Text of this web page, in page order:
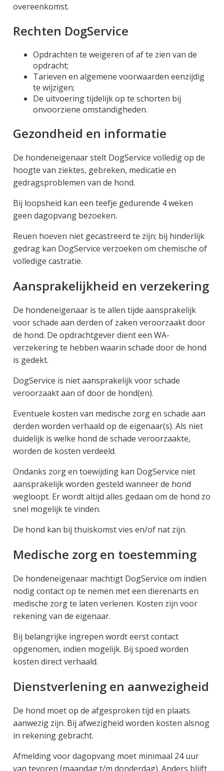
overeenkomst.
Rechten DogService
Opdrachten te weigeren of af te zien van de
opdracht;
Tarieven en algemene voorwaarden eenzijdig
te wijzigen;
De uitvoering tijdelijk op te schorten bij
onvoorziene omstandigheden.
Gezondheid en informatie
De hondeneigenaar stelt DogService volledig op de
hoogte van ziektes, gebreken, medicatie en
gedragsproblemen van de hond.
Bij loopsheid kan een teefje gedurende 4 weken
geen dagopvang bezoeken.
Reuen hoeven niet gecastreerd te zijn; bij hinderlijk
gedrag kan DogService verzoeken om chemische of
volledige castratie.
Aansprakelijkheid en verzekering
De hondeneigenaar is te allen tijde aansprakelijk
voor schade aan derden of zaken veroorzaakt door
de hond. De opdrachtgever dient een WA-
verzekering te hebben waarin schade door de hond
is gedekt.
DogService is niet aansprakelijk voor schade
veroorzaakt aan of door de hond(en).
Eventuele kosten van medische zorg en schade aan
derden worden verhaald op de eigenaar(s). Als niet
duidelijk is welke hond de schade veroorzaakte,
worden de kosten verdeeld.
Ondanks zorg en toewijding kan DogService niet
aansprakelijk worden gesteld wanneer de hond
wegloopt. Er wordt altijd alles gedaan om de hond zo
snel mogelijk te vinden.
De hond kan bij thuiskomst vies en/of nat zijn.
Medische zorg en toestemming
De hondeneigenaar machtigt DogService om indien
nodig contact op te nemen met een dierenarts en
medische zorg te laten verlenen. Kosten zijn voor
rekening van de eigenaar.
Bij belangrijke ingrepen wordt eerst contact
opgenomen, indien mogelijk. Bij spoed worden
kosten direct verhaald.
Dienstverlening en aanwezigheid
De hond moet op de afgesproken tijd en plaats
aanwezig zijn. Bij afwezigheid worden kosten alsnog
in rekening gebracht.
Afmelding voor dagopvang moet minimaal 24 uur
van tevoren (maandag t/m donderdag). Anders blijft